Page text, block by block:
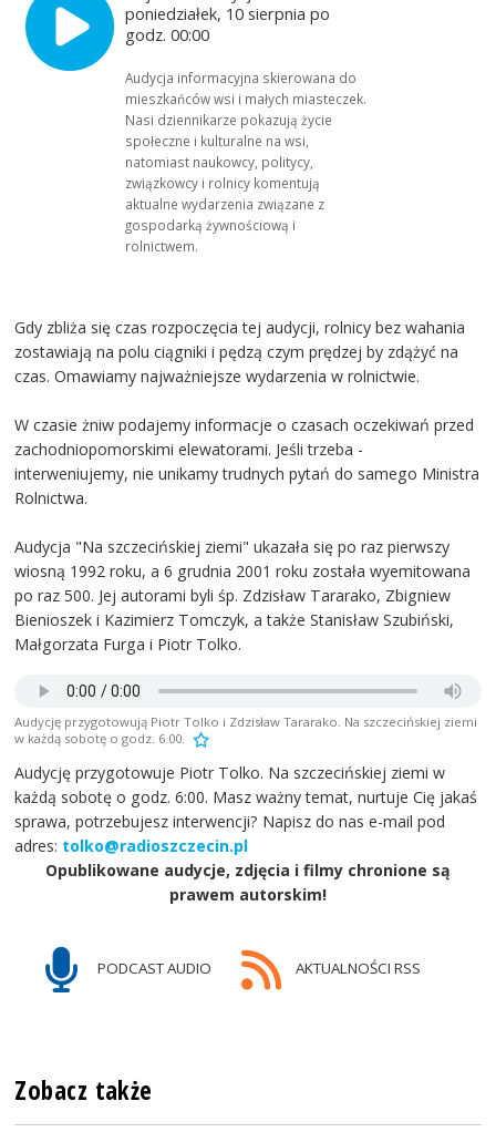
poniedziałek, 10 sierpnia po
godz. 00:00
Audycja informacyjna skierowana do
mieszkańców wsi i małych miasteczek.
Nasi dziennikarze pokazują życie
społeczne i kulturalne na wsi,
natomiast naukowcy, politycy,
związkowcy i rolnicy komentują
aktualne wydarzenia związane z
gospodarką żywnościową i
rolnictwem.
Gdy zbliża się czas rozpoczęcia tej audycji, rolnicy bez wahania
zostawiają na polu ciągniki i pędzą czym prędzej by zdążyć na
czas. Omawiamy najważniejsze wydarzenia w rolnictwie.
W czasie żniw podajemy informacje o czasach oczekiwań przed
zachodniopomorskimi elewatorami. Jeśli trzeba -
interweniujemy, nie unikamy trudnych pytań do samego Ministra
Rolnictwa.
Audycja "Na szczecińskiej ziemi" ukazała się po raz pierwszy
wiosną 1992 roku, a 6 grudnia 2001 roku została wyemitowana
po raz 500. Jej autorami byli śp. Zdzisław Tararako, Zbigniew
Bienioszek i Kazimierz Tomczyk, a także Stanisław Szubiński,
Małgorzata Furga i Piotr Tolko.
Audycję przygotowują Piotr Tolko i Zdzisław Tararako. Na szczecińskiej ziemi
w każdą sobotę o godz. 6.00.
Audycję przygotowuje Piotr Tolko. Na szczecińskiej ziemi w
każdą sobotę o godz. 6:00. Masz ważny temat, nurtuje Cię jakaś
sprawa, potrzebujesz interwencji? Napisz do nas e-mail pod
adres: tolko@radioszczecin.pl
Opublikowane audycje, zdjęcia i filmy chronione są
prawem autorskim!
PODCAST AUDIO AKTUALNOŚCI RSS
Zobacz także